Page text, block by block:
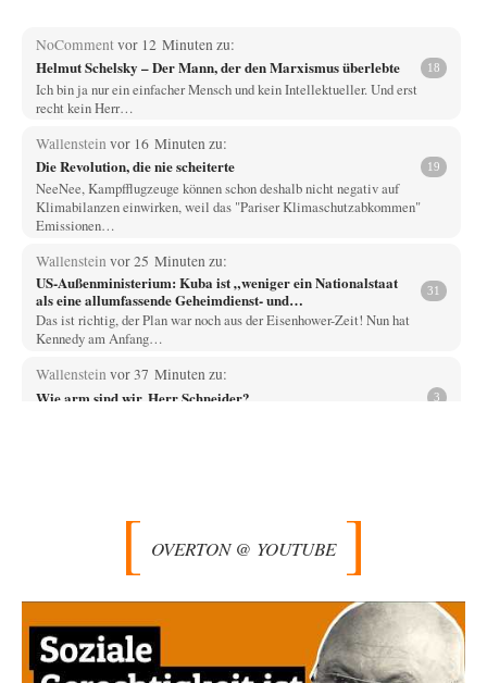
NoComment vor 12 Minuten zu:
Helmut Schelsky – Der Mann, der den Marxismus überlebte 18
Ich bin ja nur ein einfacher Mensch und kein Intellektueller. Und erst
recht kein Herr…
Wallenstein vor 16 Minuten zu:
Die Revolution, die nie scheiterte 19
NeeNee, Kampfflugzeuge können schon deshalb nicht negativ auf
Klimabilanzen einwirken, weil das "Pariser Klimaschutzabkommen"
Emissionen…
Wallenstein vor 25 Minuten zu:
US-Außenministerium: Kuba ist „weniger ein Nationalstaat
als eine allumfassende Geheimdienst- und
Subversionsoperation
31
Das ist richtig, der Plan war noch aus der Eisenhower-Zeit! Nun hat
Kennedy am Anfang…
Wallenstein vor 37 Minuten zu:
Wie arm sind wir, Herr Schneider? 3
Träumen von einem "Gross-Marokko" nicht auch…
»Der freie Wille ist ein Mythos« 69
Geh mal hier drauf. Das ist ein Beitrag, der ist zweieinhalb Jahre!! später
erschienen (08/2022).…
OVERTON @ YOUTUBE